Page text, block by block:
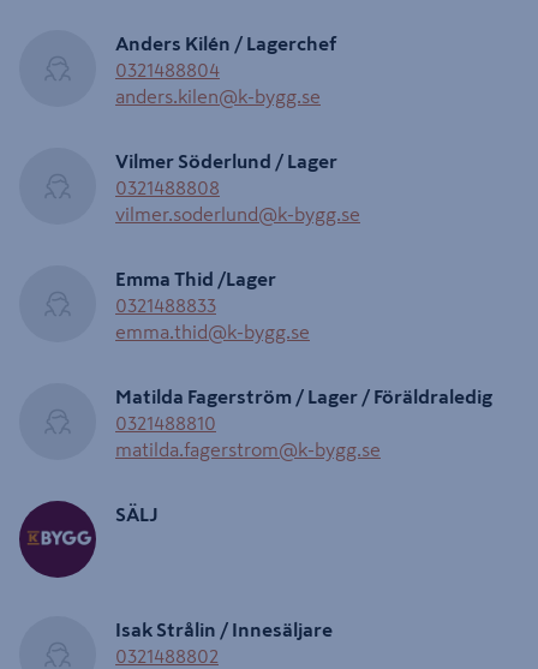
Anders Kilén / Lagerchef
0321488804
anders.kilen@k-bygg.se
Vilmer Söderlund / Lager
0321488808
vilmer.soderlund@k-bygg.se
Emma Thid /Lager
0321488833
emma.thid@k-bygg.se
Matilda Fagerström / Lager / Föräldraledig
0321488810
matilda.fagerstrom@k-bygg.se
SÄLJ
Isak Strålin / Innesäljare
0321488802